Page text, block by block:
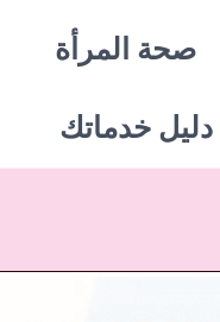
صحة المرأة
دليل خدماتك